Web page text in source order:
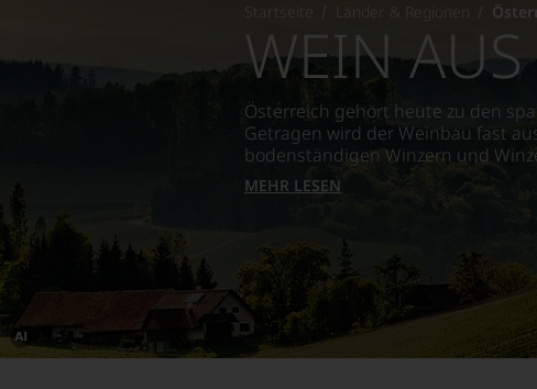
Startseite Länder & Regionen
Dieses
WEIN
Österreich gehört heute zu den
Getragen wird der Weinbau fast
bodenständigen Winzern und
MEHR LESEN